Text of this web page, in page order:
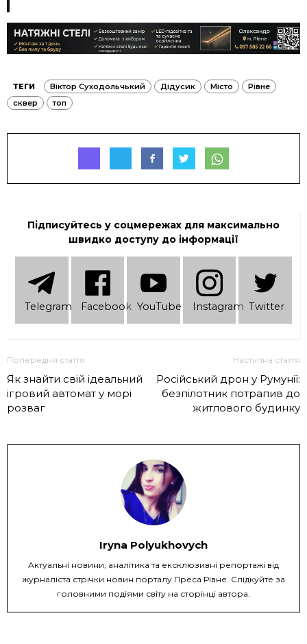
ТЕГИ Віктор Суходольчький Дідусик Місто
Рівне
сквер
топ
Підписуйтесь у соцмережах для максимально
швидко доступу до інформації
Telеgram Facebook YouTube Instagram Twitter
Попередня стаття
Як знайти свій ідеальний
ігровий автомат у морі
розваг
Наступна стаття
Російський дрон у Румунії:
безпілотник потрапив до
житлового будинку
Iryna Polyukhovych
Актуальні новини, аналітика та ексклюзивні репортажі від
журналіста стрічки новин порталу Преса Рівне. Слідкуйте за
головними подіями світу на сторінці автора.